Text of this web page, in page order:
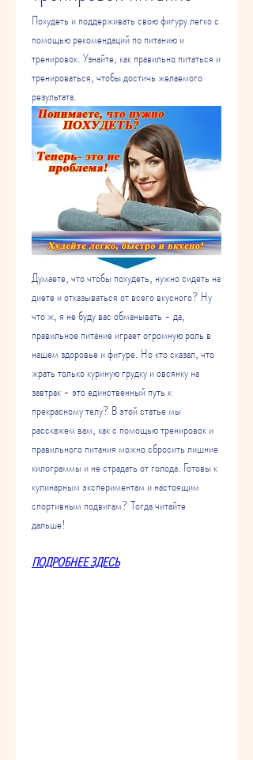
Похудеть и поддерживать свою фигуру легко с
помощью рекомендаций по питанию и
тренировок. Узнайте, как правильно питаться и
тренироваться, чтобы достичь желаемого
результата.
Думаете, что чтобы похудеть, нужно сидеть на
диете и отказываться от всего вкусного? Ну
что ж, я не буду вас обманывать - да,
правильное питание играет огромную роль в
нашем здоровье и фигуре. Но кто сказал, что
жрать только куриную грудку и овсянку на
завтрак - это единственный путь к
прекрасному телу? В этой статье мы
расскажем вам, как с помощью тренировок и
правильного питания можно сбросить лишние
килограммы и не страдать от голода. Готовы к
кулинарным экспериментам и настоящим
спортивным подвигам? Тогда читайте
дальше!
ПОДРОБНЕЕ ЗДЕСЬ